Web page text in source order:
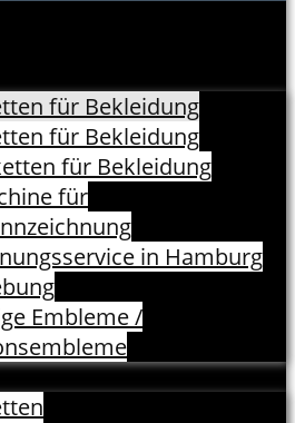
für Bekleidung
für Bekleidung
für Bekleidung
für
in Hamburg
Embleme /